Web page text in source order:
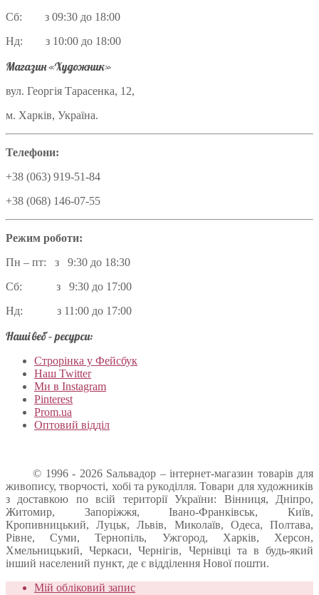
Сб: з 09:30 до 18:00
Нд: з 10:00 до 18:00
Магазин «Художник»
вул. Георгія Тарасенка, 12,
м. Харків, Україна.
Телефони:
+38 (063) 919-51-84
+38 (068) 146-07-55
Режим роботи:
Пн – пт: з 9:30 до 18:30
Сб: з 9:30 до 17:00
Нд: з 11:00 до 17:00
Наші веб – ресурси:
Строрінка у Фейсбук
Наш Twitter
Ми в Instagram
Pinterest
Prom.ua
Оптовий відділ
© 1996 - 2026 Sальвадор – інтернет-магазин товарів для
живопису, творчості, хобі та рукоділля. Товари для художників
з доставкою по всій території України: Вінниця, Дніпро,
Житомир, Запоріжжя, Івано-Франківськ, Київ,
Кропивницький, Луцьк, Львів, Миколаїв, Одеса, Полтава,
Рівне, Суми, Тернопіль, Ужгород, Харків, Херсон,
Хмельницький, Черкаси, Чернігів, Чернівці та в будь-який
інший населений пункт, де є відділення Нової пошти.
Мій обліковий запис